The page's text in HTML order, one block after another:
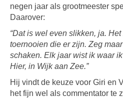
negen jaar als grootmeester
Daarover:
“Dat is wel even slikken, ja.
toernooien die er zijn. Zeg
schaken. Elk jaar wist ik waar
Hier, in Wijk aan Zee.”
Hij vindt de keuze voor Giri en
het fijn wel als commentator te